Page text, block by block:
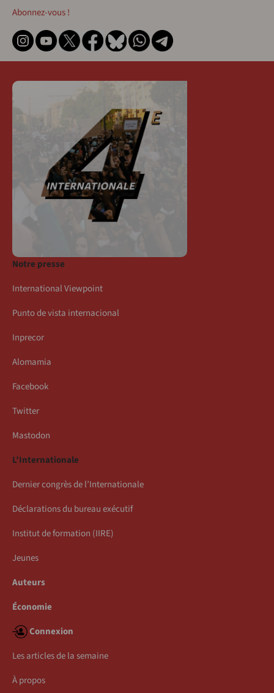
Abonnez-vous !
Notre presse
International Viewpoint
Punto de vista internacional
Inprecor
Alomamia
Facebook
Twitter
Mastodon
L’Internationale
Dernier congrès de l’Internationale
Déclarations du bureau exécutif
Institut de formation (IIRE)
Jeunes
Auteurs
Économie
Connexion
Les articles de la semaine
À propos